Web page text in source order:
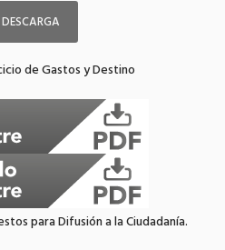
DESCARGA
de Gastos y Destino
para Difusión a la Ciudadanía.